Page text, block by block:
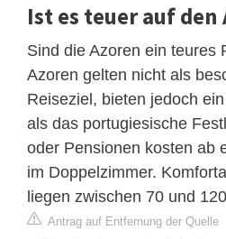
Ist es teuer auf den
Sind die Azoren ein teures
Azoren gelten nicht als
Reiseziel, bieten jedoch
als das portugiesische
oder Pensionen kosten ab
im Doppelzimmer.
liegen zwischen 70 und
Antrag auf Entfernung der Quelle